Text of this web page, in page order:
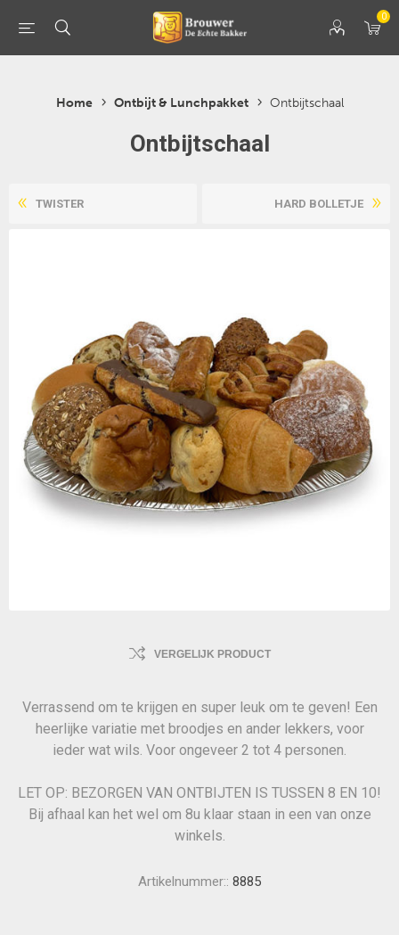
0
Home Ontbijt & Lunchpakket Ontbijtschaal
Ontbijtschaal
TWISTER HARD BOLLETJE
VERGELIJK PRODUCT
Verrassend om te krijgen en super leuk om te geven! Een
heerlijke variatie met broodjes en ander lekkers, voor
ieder wat wils. Voor ongeveer 2 tot 4 personen.
LET OP: BEZORGEN VAN ONTBIJTEN IS TUSSEN 8 EN 10!
Bij afhaal kan het wel om 8u klaar staan in een van onze
winkels.
Artikelnummer:: 8885